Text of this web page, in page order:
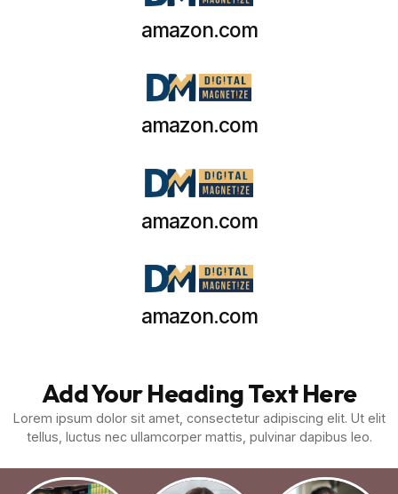
amazon.com
amazon.com
amazon.com
amazon.com
Add Your Heading Text Here
Lorem ipsum dolor sit amet, consectetur adipiscing elit. Ut elit
tellus, luctus nec ullamcorper mattis, pulvinar dapibus leo.